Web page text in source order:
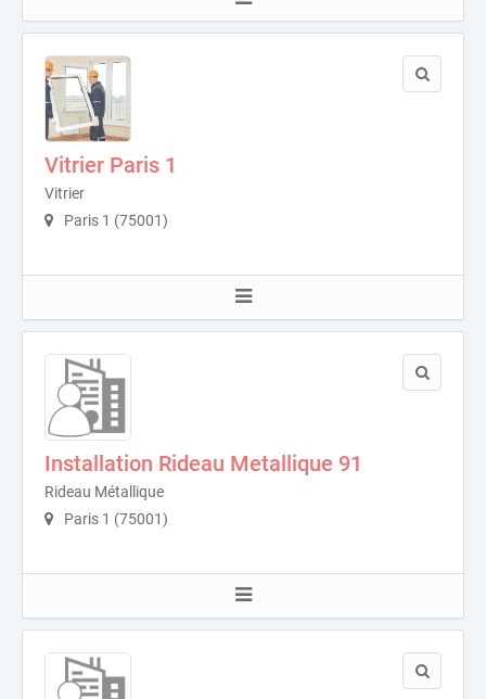
Vitrier Paris 1
Vitrier
Paris 1 (75001)
Installation Rideau Metallique 91
Rideau Métallique
Paris 1 (75001)